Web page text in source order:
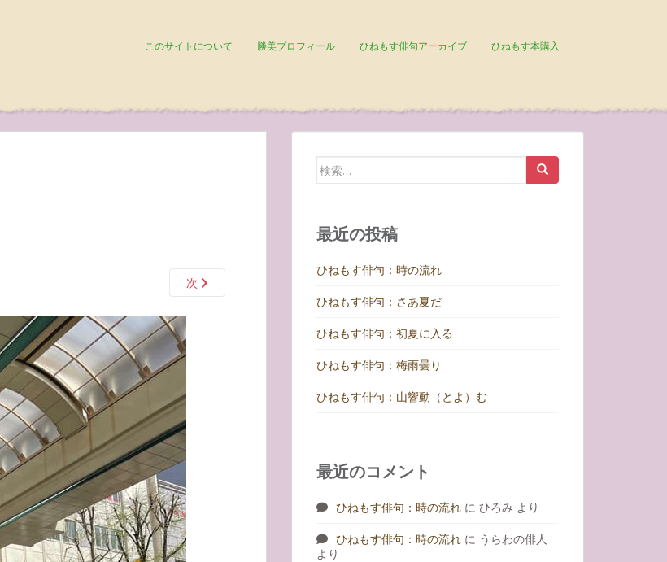
このサイトについて 勝美プロフィール ひねもす俳句アーカイブ ひねもす本購入
次
検
最近の投稿
ひねもす俳句：時の流れ
ひねもす俳句：さあ夏だ
ひねもす俳句：初夏に入る
ひねもす俳句：梅雨曇り
ひねもす俳句：山響動（とよ）む
最近のコメント
ひねもす俳句：時の流れ に ひろみ より
ひねもす俳句：時の流れ に うらわの俳人
より